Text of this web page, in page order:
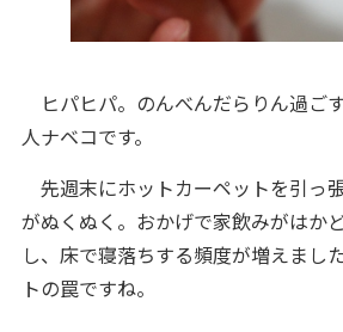
ヒパヒパ。のんべんだらりん過ご
人ナベコです。
先週末にホットカーペットを引っ
がぬくぬく。おかげで家飲みがはか
し、床で寝落ちする頻度が増えまし
トの罠ですね。